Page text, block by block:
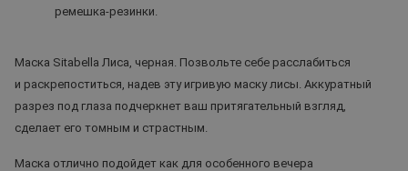
ремешка-резинки.
Маска Sitabella Лиса, черная. Позвольте себе расслабиться
и раскрепоститься, надев эту игривую маску лисы. Аккуратный
разрез под глаза подчеркнет ваш притягательный взгляд,
сделает его томным и страстным.
Маска отлично подойдет как для особенного вечера